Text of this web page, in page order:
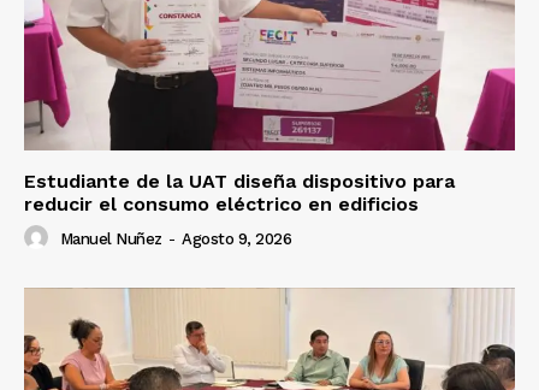
Estudiante de la UAT diseña dispositivo para
reducir el consumo eléctrico en edificios
Manuel Nuñez - Agosto 9, 2026